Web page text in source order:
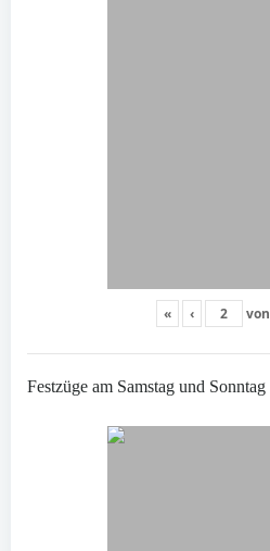
« ‹ von
Festzüge am Samstag und Sonntag